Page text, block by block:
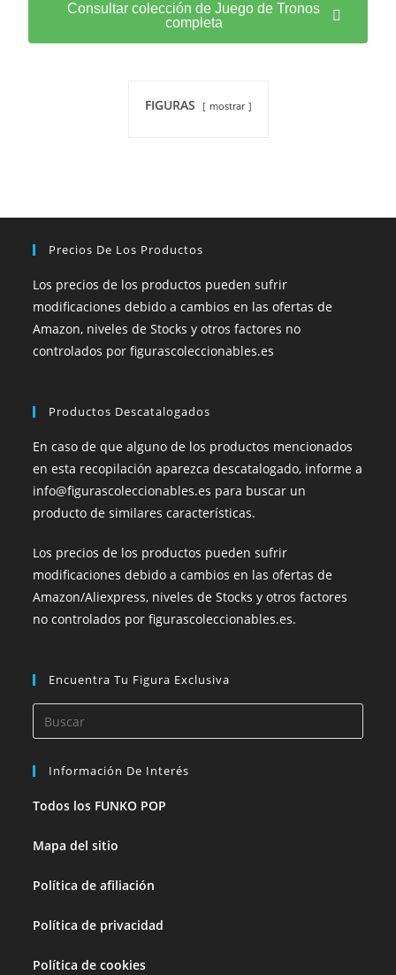
Consultar colección de Juego de Tronos
completa
FIGURAS mostrar
Precios De Los Productos
Los precios de los productos pueden sufrir
modificaciones debido a cambios en las ofertas de
Amazon, niveles de Stocks y otros factores no
controlados por figurascoleccionables.es
Productos Descatalogados
En caso de que alguno de los productos mencionados
en esta recopilación aparezca descatalogado, informe a
info@figurascoleccionables.es para buscar un
producto de similares características.
Los precios de los productos pueden sufrir
modificaciones debido a cambios en las ofertas de
Amazon/Aliexpress, niveles de Stocks y otros factores
no controlados por figurascoleccionables.es.
Encuentra Tu Figura Exclusiva
Información De Interés
Todos los FUNKO POP
Mapa del sitio
Política de afiliación
Política de privacidad
Política de cookies